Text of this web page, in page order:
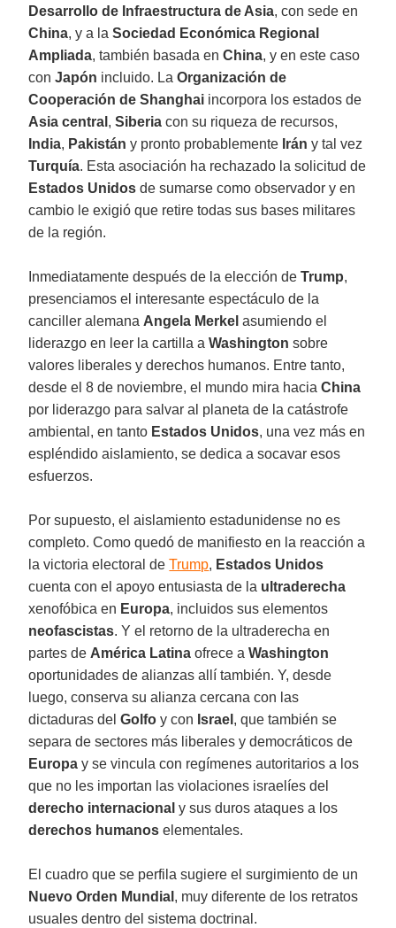
Desarrollo de Infraestructura de Asia, con sede en
China, y a laSociedad Económica Regional
Ampliada, también basada enChina, y en este caso
conJapón incluido. LaOrganización de
Cooperación de Shanghai incorpora los estados de
Asia central ,Siberia con su riqueza de recursos,
India, Pakistán y pronto probablemente Irán y tal vez
Turquía. Esta asociación ha rechazado la solicitud de
Estados Unidos de sumarse como observador y en
cambio le exigió que retire todas sus bases militares
de la región.
Inmediatamente después de la elección deTrump,
presenciamos el interesante espectáculo de la
canciller alemana Angela Merkel asumiendo el
liderazgo en leer la cartilla aWashington sobre
valores liberales y derechos humanos. Entre tanto,
desde el 8 de noviembre, el mundo mira haciaChina
por liderazgo para salvar al planeta de la catástrofe
ambiental, en tanto Estados Unidos, una vez más en
espléndido aislamiento, se dedica a socavar esos
esfuerzos.
Por supuesto, el aislamiento estadunidense no es
completo. Como quedó de manifiesto en la reacción a
la victoria electoral deTrump, Estados Unidos
cuenta con el apoyo entusiasta de la ultraderecha
xenofóbica en Europa, incluidos sus elementos
neofascistas. Y el retorno de la ultraderecha en
partes de América Latina ofrece aWashington
oportunidades de alianzas allí también. Y, desde
luego, conserva su alianza cercana con las
dictaduras delGolfo y con Israel , que también se
separa de sectores más liberales y democráticos de
Europa y se vincula con regímenes autoritarios a los
que no les importan las violaciones israelíes del
derecho internacional y sus duros ataques a los
derechos humanos elementales.
El cuadro que se perfila sugiere el surgimiento de un
Nuevo Orden Mundial , muy diferente de los retratos
usuales dentro del sistema doctrinal.